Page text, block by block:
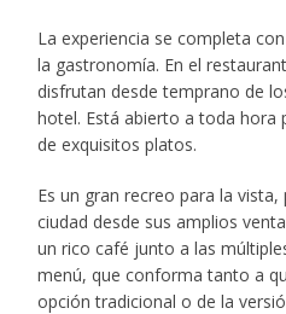
La experiencia se completa
la gastronomía. En el
disfrutan desde temprano de
hotel. Está abierto a toda hora
de exquisitos platos.
Es un gran recreo para la
ciudad desde sus amplios
un rico café junto a las
menú, que conforma tanto a
opción tradicional o de la